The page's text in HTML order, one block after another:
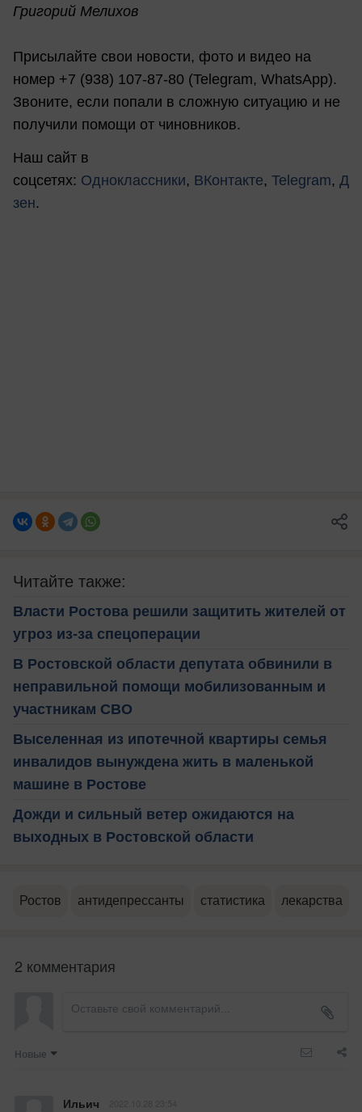
Григорий Мелихов
Присылайте свои новости, фото и видео на
номер +7 (938) 107-87-80 (Telegram, WhatsApp).
Звоните, если попали в сложную ситуацию и не
получили помощи от чиновников.
Наш сайт в
соцсетях: Одноклассники, ВКонтакте, Telegram, Д
зен.
Читайте также:
Власти Ростова решили защитить жителей от
угроз из-за спецоперации
В Ростовской области депутата обвинили в
неправильной помощи мобилизованным и
участникам СВО
Выселенная из ипотечной квартиры семья
инвалидов вынуждена жить в маленькой
машине в Ростове
Дожди и сильный ветер ожидаются на
выходных в Ростовской области
Ростов антидепрессанты статистика лекарства
2 комментария
Новые
Ильич